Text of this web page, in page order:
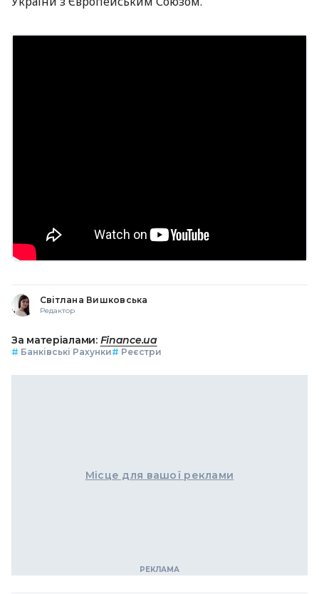
Світлана Вишковська
Редактор
За матеріалами: Finance.ua
# Банківські Рахунки# Реєстри
Місце для вашої реклами